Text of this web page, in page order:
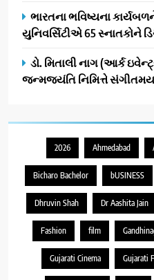
ભારતના ભવિષ્યના
યુનિવર્સિટીએ 65 સ્નાતકોને
ડો. મિતાલી નાગ (આર્ક
જન્મજયંતિ નિમિત્તે
2026 Ahmedabad
Bicharo Bachelor bUSINESS
Dhruvin Shah Dr Aashita Jain
Fashion film
Gujarati Cinema Gujarati